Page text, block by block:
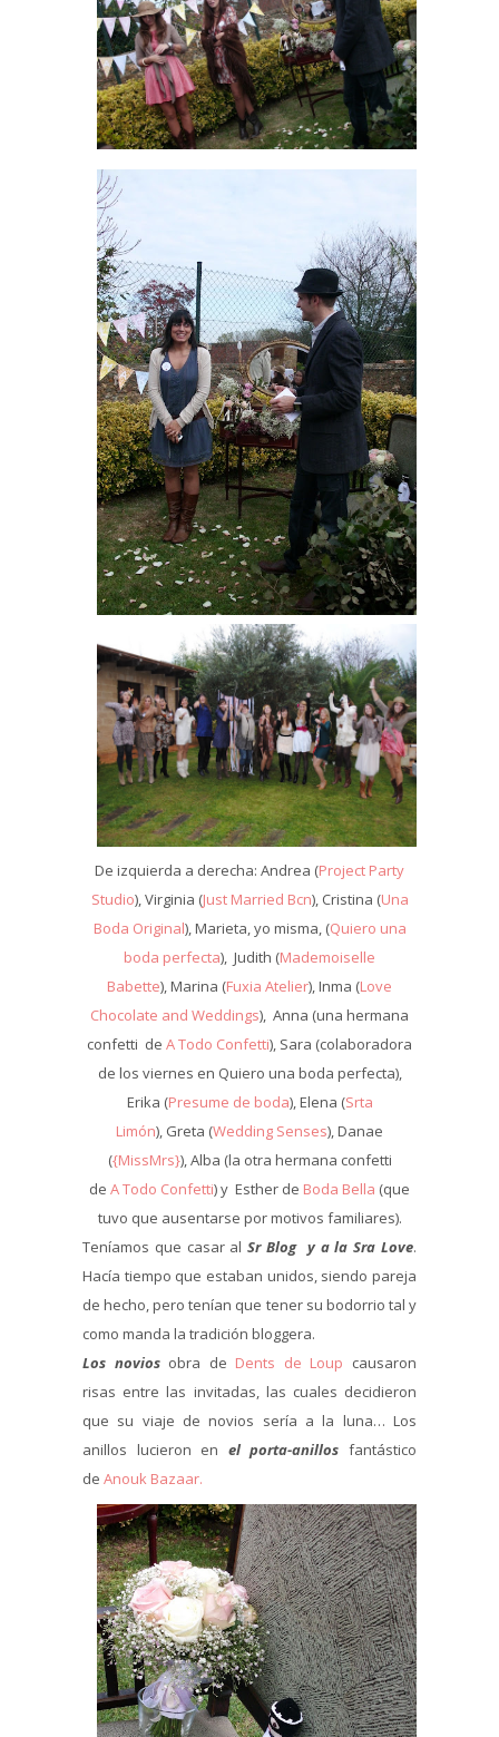
De izquierda a derecha: Andrea (Project Party
Studio), Virginia (Just Married Bcn), Cristina (Una
Boda Original), Marieta, yo misma, (Quiero una
boda perfecta), Judith (Mademoiselle
Babette), Marina (Fuxia Atelier), Inma (Love
Chocolate and Weddings), Anna (una hermana
confetti de A Todo Confetti), Sara (colaboradora
de los viernes en Quiero una boda perfecta),
Erika (Presume de boda), Elena (Srta
Limón), Greta (Wedding Senses), Danae
({MissMrs}), Alba (la otra hermana confetti
de A Todo Confetti) y Esther de Boda Bella (que
tuvo que ausentarse por motivos familiares).
Teníamos que casar alSr Blog y a la Sra Love.
Hacía tiempo que estaban unidos, siendo pareja
de hecho, pero tenían que tener su bodorrio tal y
como manda la tradición bloggera.
Los noviosobra de Dents de Loup causaron
risas entre las invitadas, las cuales decidieron
que su viaje de novios sería a la luna… Los
anillos lucieron en el porta-anillos fantástico
de Anouk Bazaar.